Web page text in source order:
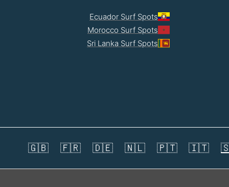
Ecuador Surf Spots
Morocco Surf Spots
Sri Lanka Surf Spots
🇬🇧 🇫🇷 🇩🇪 🇳🇱 🇵🇹 🇮🇹